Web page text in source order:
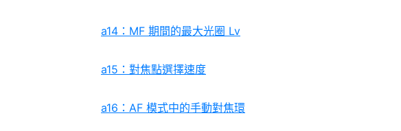
a14：MF 期間的最大光圈 Lv
a15：對焦點選擇速度
a16：AF 模式中的手動對焦環